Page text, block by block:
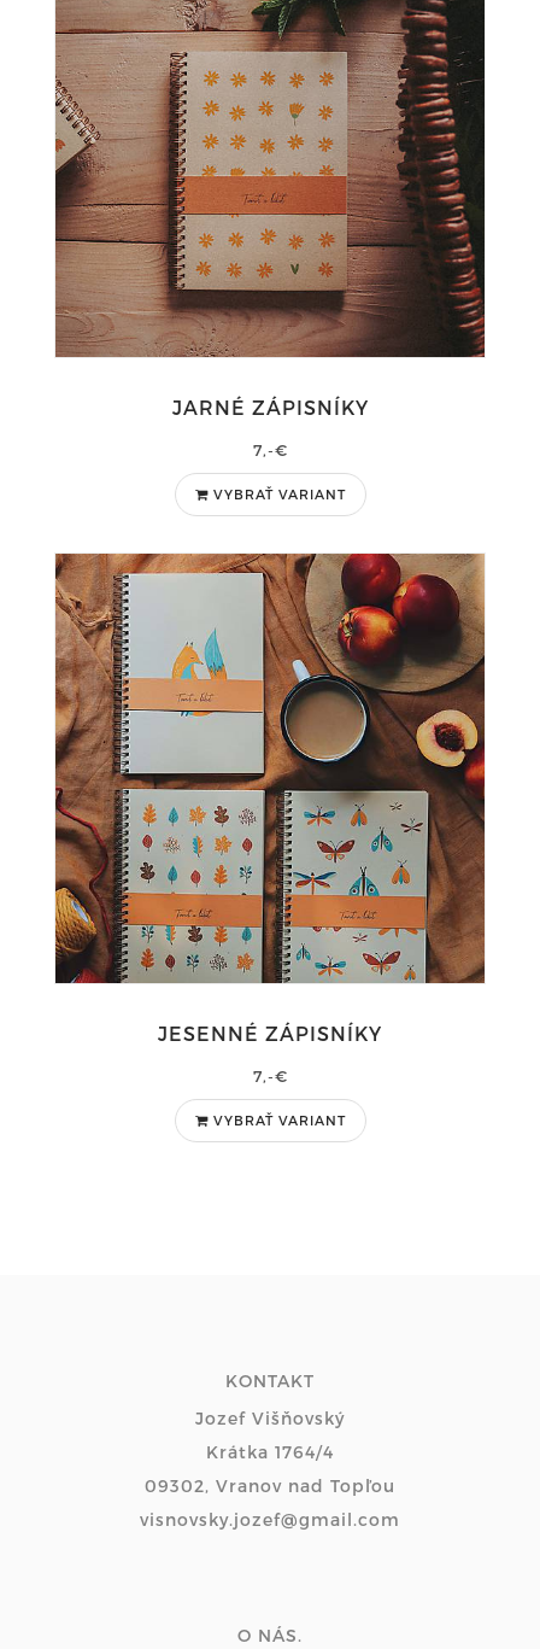
JARNÉ ZÁPISNÍKY
7,-€
VYBRAŤ VARIANT
JESENNÉ ZÁPISNÍKY
7,-€
VYBRAŤ VARIANT
KONTAKT
Jozef Višňovský
Krátka 1764/4
09302, Vranov nad Topľou
visnovsky.jozef@gmail.com
O NÁS.